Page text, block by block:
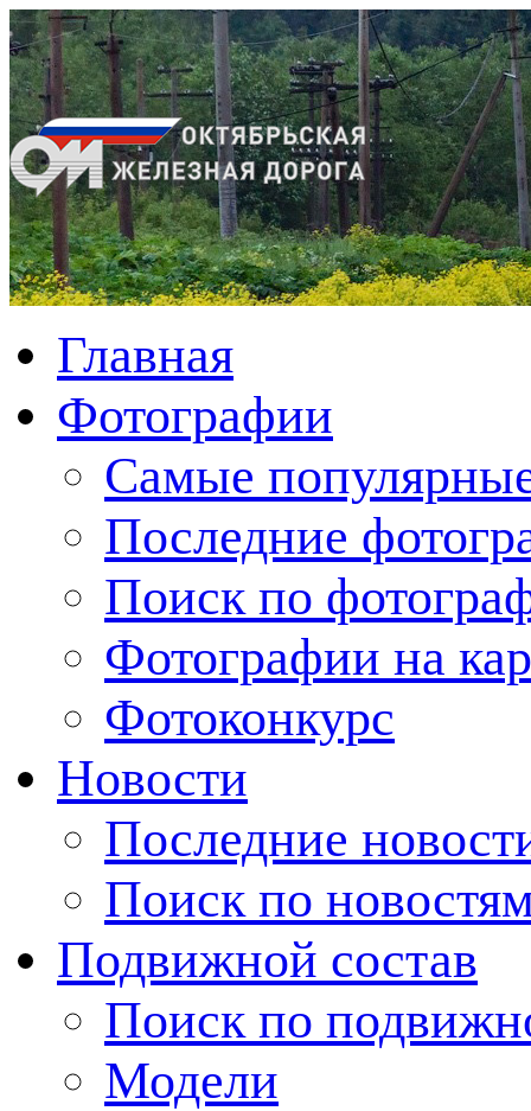
Главная
Фотографии
Cамые
Последние
Поиск по
Фотографии на
Фотоконкурс
Новости
Последние
Поиск по
Подвижной состав
Поиск по
Модели